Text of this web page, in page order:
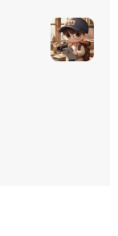
트위터